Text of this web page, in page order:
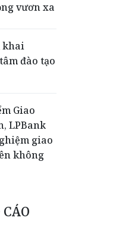
vươn xa
khai
đào tạo
Giao
LPBank
giao
không
định năng
thích ứng